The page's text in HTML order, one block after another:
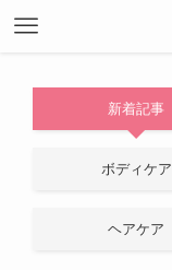
新着記事
ボディケア
ヘアケア